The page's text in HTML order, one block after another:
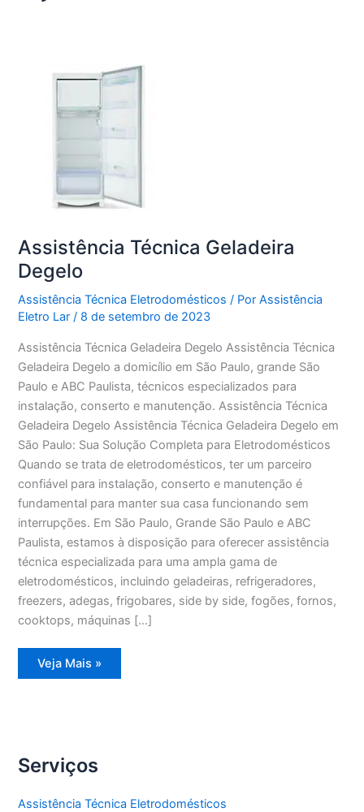
Assistência Técnica Geladeira
Degelo
Assistência Técnica Eletrodomésticos / PorAssistência
Eletro Lar/ 8 de setembro de 2023
Assistência Técnica Geladeira Degelo Assistência Técnica
Geladeira Degelo a domicílio em São Paulo, grande São
Paulo e ABC Paulista, técnicos especializados para
instalação, conserto e manutenção. Assistência Técnica
Geladeira Degelo Assistência Técnica Geladeira Degelo em
São Paulo: Sua Solução Completa para Eletrodomésticos
Quando se trata de eletrodomésticos, ter um parceiro
confiável para instalação, conserto e manutenção é
fundamental para manter sua casa funcionando sem
interrupções. Em São Paulo, Grande São Paulo e ABC
Paulista, estamos à disposição para oferecer assistência
técnica especializada para uma ampla gama de
eletrodomésticos, incluindo geladeiras, refrigeradores,
freezers, adegas, frigobares, side by side, fogões, fornos,
cooktops, máquinas […]
Assistência
Técnica
Veja Mais »
Serviços
Assistência Técnica Eletrodomésticos